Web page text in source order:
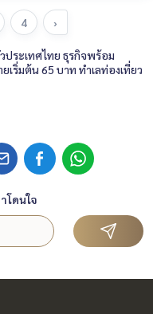
4 ›
ประเทศไทย ธุรกิจพร้อม
เริ่มต้น 65 บาท ทำเลท่องเที่ยว
โดนใจ